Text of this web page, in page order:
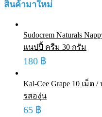
สินค้ามาใหม่
Sudocrem Naturals
แนปปี้ ครีม 30 กรัม
180 ฿
Kal-Cee Grape 10 เม็
รสองุ่น
65 ฿